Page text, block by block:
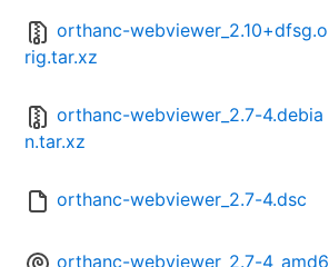
orthanc-webviewer_2.10+dfsg.o
rig.tar.xz
orthanc-webviewer_2.7-4.debia
n.tar.xz
orthanc-webviewer_2.7-4.dsc
orthanc-webviewer_2.7-4_amd6